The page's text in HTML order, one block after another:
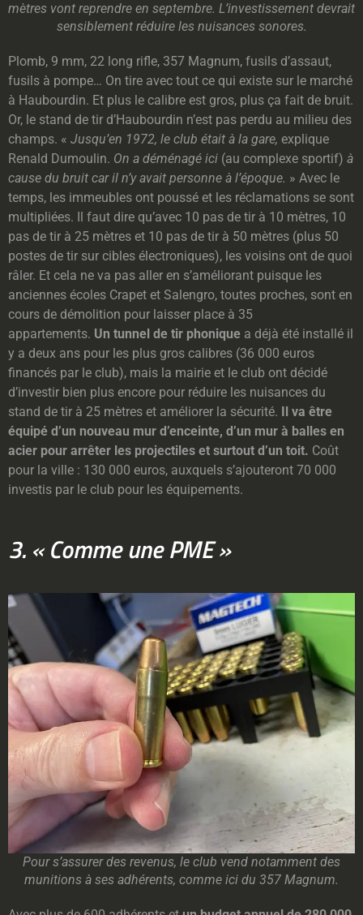
mètres vont reprendre en septembre. L’investissement devrait
sensiblement réduire les nuisances sonores.
Plomb, 9 mm, 22 long rifle, 357 Magnum, fusils d’assaut,
fusils à pompe… On tire avec tout ce qui existe sur le marché
à Haubourdin. Et plus le calibre est gros, plus ça fait de bruit.
Or, le stand de tir d’Haubourdin n’est pas perdu au milieu des
champs. « Jusqu’en 1972, le club était à la gare, explique
Renald Dumoulin. On a déménagé ici (au complexe sportif) à
cause du bruit car il n’y avait personne à l’époque. » Avec le
temps, les immeubles ont poussé et les réclamations se sont
multipliées. Il faut dire qu’avec 10 pas de tir à 10 mètres, 10
pas de tir à 25 mètres et 10 pas de tir à 50 mètres (plus 50
postes de tir sur cibles électroniques), les voisins ont de quoi
râler. Et cela ne va pas aller en s’améliorant puisque les
anciennes écoles Crapet et Salengro, toutes proches, sont en
cours de démolition pour laisser place à 35
appartements. Un tunnel de tir phonique a déjà été installé il
y a deux ans pour les plus gros calibres (36 000 euros
financés par le club), mais la mairie et le club ont décidé
d’investir bien plus encore pour réduire les nuisances du
stand de tir à 25 mètres et améliorer la sécurité.
Il va être
équipé d’un nouveau mur d’enceinte, d’un mur à balles en
acier pour arrêter les projectiles et surtout d’un toit. Coût
pour la ville : 130 000 euros, auxquels s’ajouteront 70 000
investis par le club pour les équipements.
3.« Comme une PME »
Pour s’assurer des revenus, le club vend notamment des
munitions à ses adhérents, comme ici du 357 Magnum.